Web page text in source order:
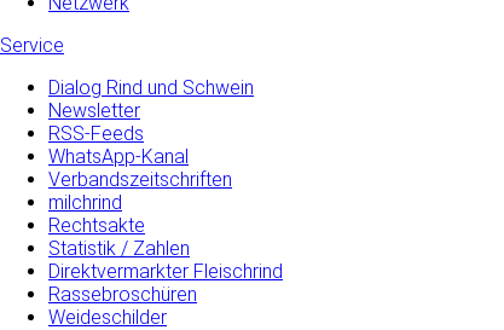
Service
Dialog Rind und Schwein
Newsletter
RSS-Feeds
WhatsApp-Kanal
Verbandszeitschriften
milchrind
Rechtsakte
Statistik / Zahlen
Direktvermarkter Fleischrind
Rassebroschüren
Weideschilder